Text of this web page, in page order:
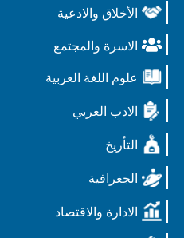
الأخلاق والادعية
الاسرة والمجتمع
علوم اللغة العربية
الادب العربي
التأريخ
الجغرافية
الادارة والاقتصاد